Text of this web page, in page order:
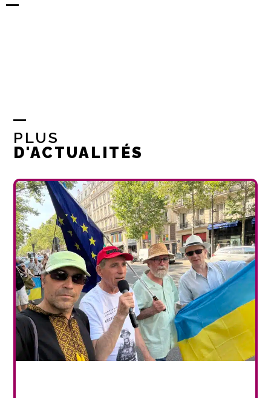
PLUS
D'ACTUALITÉS